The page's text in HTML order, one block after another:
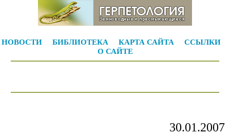
НОВОСТИ БИБЛИОТЕКА КАРТА САЙТА
ССЫЛКИ
О САЙТЕ
30.01.2007